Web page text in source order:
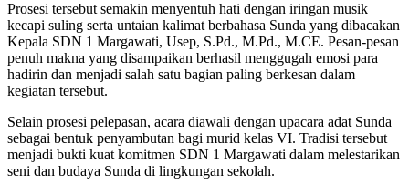
Prosesi tersebut semakin menyentuh hati dengan iringan musik
kecapi suling serta untaian kalimat berbahasa Sunda yang dibacakan
Kepala SDN 1 Margawati, Usep, S.Pd., M.Pd., M.CE. Pesan-pesan
penuh makna yang disampaikan berhasil menggugah emosi para
hadirin dan menjadi salah satu bagian paling berkesan dalam
kegiatan tersebut.
Selain prosesi pelepasan, acara diawali dengan upacara adat Sunda
sebagai bentuk penyambutan bagi murid kelas VI. Tradisi tersebut
menjadi bukti kuat komitmen SDN 1 Margawati dalam melestarikan
seni dan budaya Sunda di lingkungan sekolah.